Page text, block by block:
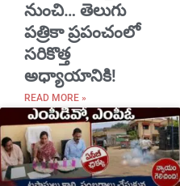
నుంచి… తెలుగు
పత్రికా ప్రపంచంలో
సరికొత్త
అధ్యాయానికి!
READ MORE »